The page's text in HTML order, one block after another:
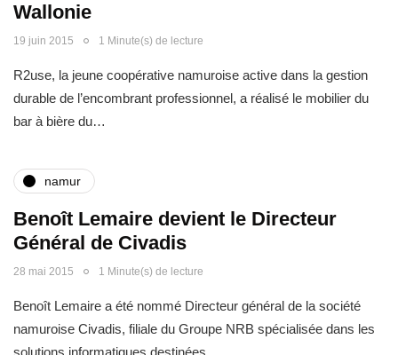
Wallonie
19 juin 2015 1 Minute(s) de lecture
R2use, la jeune coopérative namuroise active dans la gestion
durable de l’encombrant professionnel, a réalisé le mobilier du
bar à bière du…
namur
Benoît Lemaire devient le Directeur
Général de Civadis
28 mai 2015 1 Minute(s) de lecture
Benoît Lemaire a été nommé Directeur général de la société
namuroise Civadis, filiale du Groupe NRB spécialisée dans les
solutions informatiques destinées…